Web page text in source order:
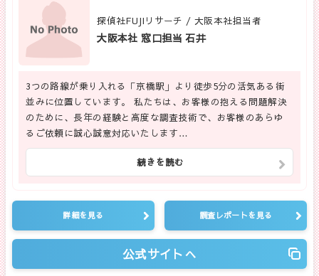
探偵社FUJIリサーチ / 大阪本社担当者
大阪本社 窓口担当 石井
3つの路線が乗り入れる「京橋駅」より徒歩5分の活気ある街
並みに位置しています。 私たちは、お客様の抱える問題解決
のために、長年の経験と高度な調査技術で、お客様のあらゆ
るご依頼に誠心誠意対応いたします…
続きを読む
詳細を見る 調査レポートを見る
公式サイトへ